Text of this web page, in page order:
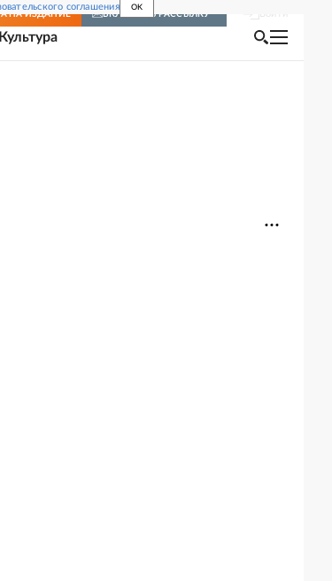
соглашения OK
НА ИЗДАНИЕ ВКЛЮЧИТЬ РАССЫЛКУ
Культура